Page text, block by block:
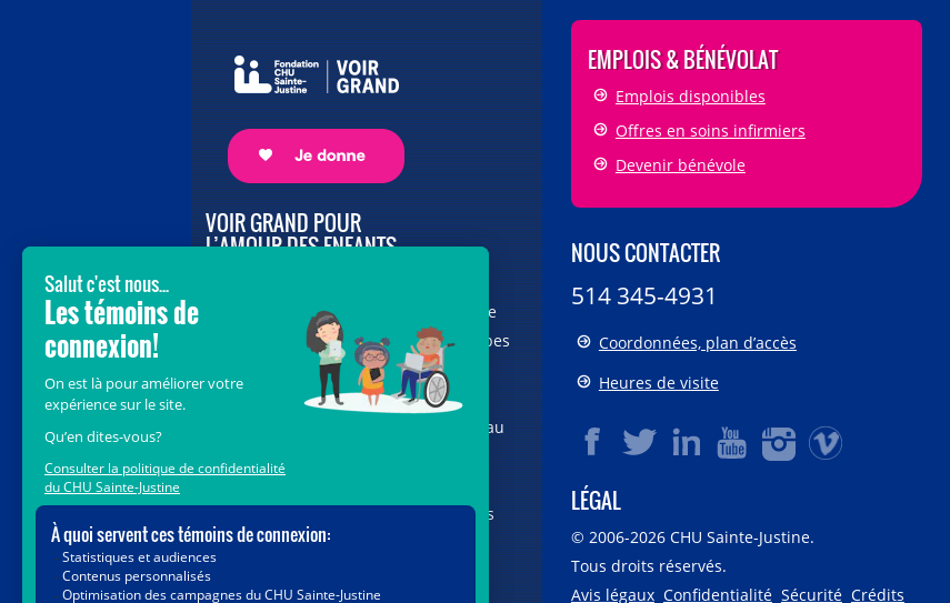
VOIR GRAND POUR
L’AMOUR DES ENFANTS
vous au cœur de la campagne majeure
Voir Grand, nous conduisons les équipes
soignantes vers les opportunités de la
science et des nouvelles technologies
pour que chaque enfant, où qu’il soit au
Justine. Ensemble, unissons nos forces
pour leur avenir.
Merci de voir grand avec nous.
EMPLOIS & BÉNÉVOLAT
Emplois disponibles
Offres en soins infirmiers
Devenir bénévole
NOUS CONTACTER
514 345-4931
Coordonnées, plan d’accès
Heures de visite
LÉGAL
© 2006-2026CHU Sainte-Justine.
Tous droits réservés.
Avis légaux Confidentialité Sécurité Crédits